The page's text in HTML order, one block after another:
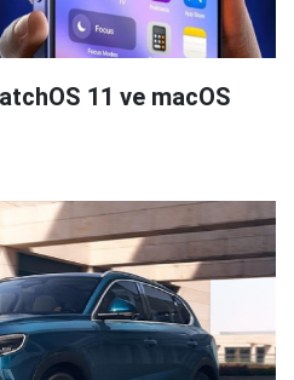
11 ve macOS